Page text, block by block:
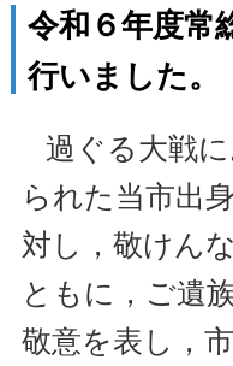
令和６年度常
行いました。
過ぐる大戦
られた当市出
対し，敬けん
ともに，ご遺
敬意を表し，